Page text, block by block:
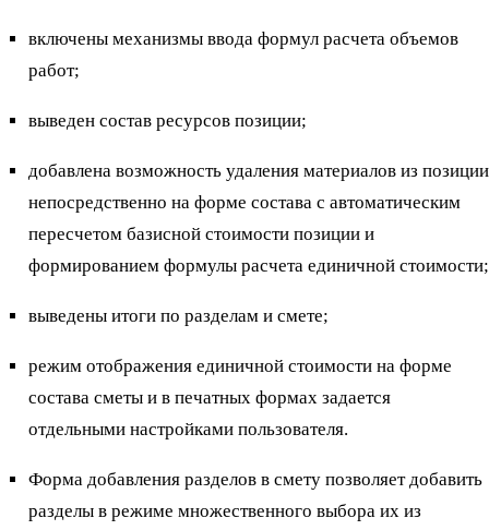
включены механизмы ввода формул расчета объемов
работ;
выведен состав ресурсов позиции;
добавлена возможность удаления материалов из позиции
непосредственно на форме состава с автоматическим
пересчетом базисной стоимости позиции и
формированием формулы расчета единичной стоимости;
выведены итоги по разделам и смете;
режим отображения единичной стоимости на форме
состава сметы и в печатных формах задается
отдельными настройками пользователя.
Форма добавления разделов в смету позволяет добавить
разделы в режиме множественного выбора их из